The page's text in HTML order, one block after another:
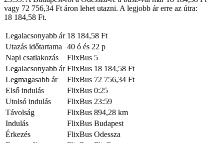
vagy 72 756,34 Ft áron lehet utazni. A legjobb ár erre az útra:
18 184,58 Ft.
Legalacsonyabb ár 18 184,58 Ft
Utazás időtartama
40 ó és 22 p
Napi csatlakozás
FlixBus 5
Legalacsonyabb ár FlixBus 18 184,58 Ft
Legmagasabb ár
FlixBus 72 756,34 Ft
Első indulás
FlixBus 0:25
Utolsó indulás
FlixBus 23:59
Távolság
FlixBus 894,28 km
Indulás
FlixBus Budapest
Érkezés
FlixBus Odessza